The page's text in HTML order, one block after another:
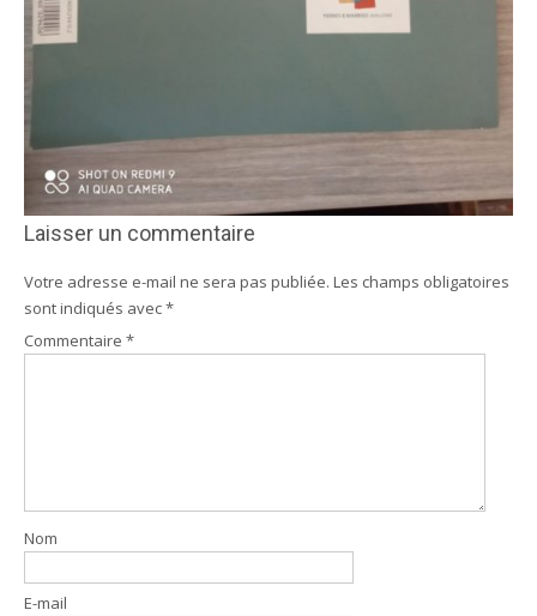
Laisser un commentaire
Votre adresse e-mail ne sera pas publiée. Les champs obligatoires
sont indiqués avec*
Commentaire *
Nom
E-mail